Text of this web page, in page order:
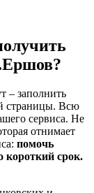
– заполнить
страницы. Всю
сервиса. Не
отнимает
помочь
короткий срок.